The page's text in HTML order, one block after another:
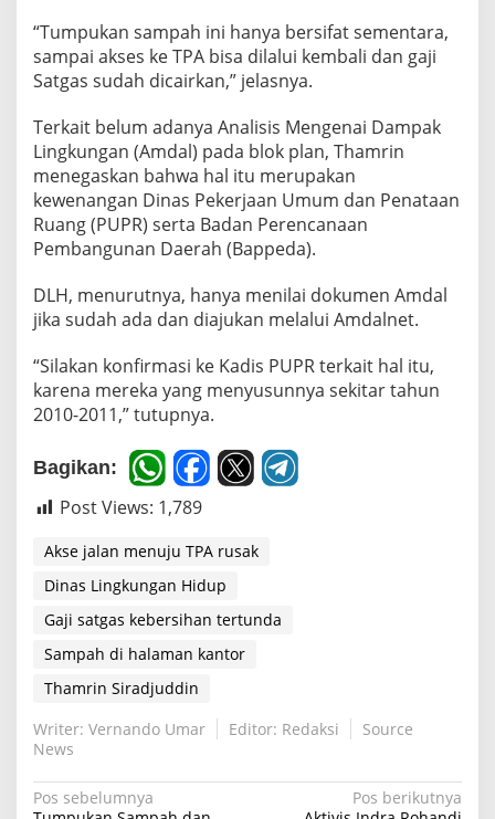
h
a
n
T
r
t
u
n
d
a
“Tumpukan sampah ini hanya bersifat sementara,
sampai akses ke TPA bisa dilalui kembali dan gaji
Satgas sudah dicairkan,” jelasnya.
Terkait belum adanya Analisis Mengenai Dampak
Lingkungan (Amdal) pada blok plan, Thamrin
menegaskan bahwa hal itu merupakan
kewenangan Dinas Pekerjaan Umum dan Penataan
Ruang (PUPR) serta Badan Perencanaan
Pembangunan Daerah (Bappeda).
DLH, menurutnya, hanya menilai dokumen Amdal
jika sudah ada dan diajukan melalui Amdalnet.
“Silakan konfirmasi ke Kadis PUPR terkait hal itu,
karena mereka yang menyusunnya sekitar tahun
2010-2011,” tutupnya.
Bagikan:
Post Views: 1,789
Akse jalan menuju TPA rusak
Dinas Lingkungan Hidup
Gaji satgas kebersihan tertunda
Sampah di halaman kantor
Thamrin Siradjuddin
Writer: Vernando Umar
Editor: Redaksi
Source
News
N
Pos sebelumnya
Pos berikutnya